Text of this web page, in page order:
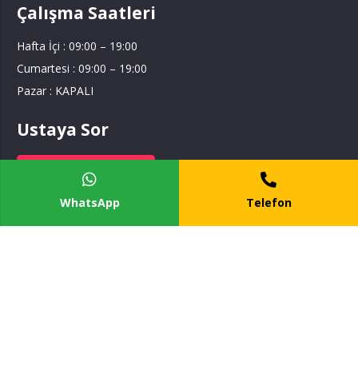
Çalışma Saatleri
Hafta İçi : 09:00 – 19:00
Cumartesi : 09:00 – 19:00
Pazar : KAPALI
Ustaya Sor
Ustaya Sor
Tesisat Hizmetim
WhatsApp Telefon